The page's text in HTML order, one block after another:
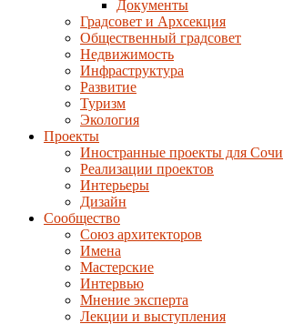
Документы
Градсовет и Архсекция
Общественный градсовет
Недвижимость
Инфраструктура
Развитие
Туризм
Экология
Проекты
Иностранные проекты для Сочи
Реализации проектов
Интерьеры
Дизайн
Сообщество
Союз архитекторов
Имена
Мастерские
Интервью
Мнение эксперта
Лекции и выступления